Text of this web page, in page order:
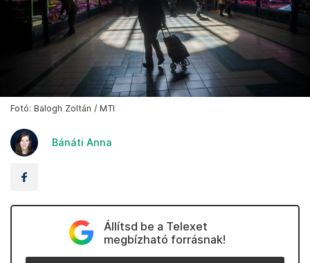
Fotó: Balogh Zoltán / MTI
Bánáti Anna
Állítsd be a Telexet
megbízható forrásnak!